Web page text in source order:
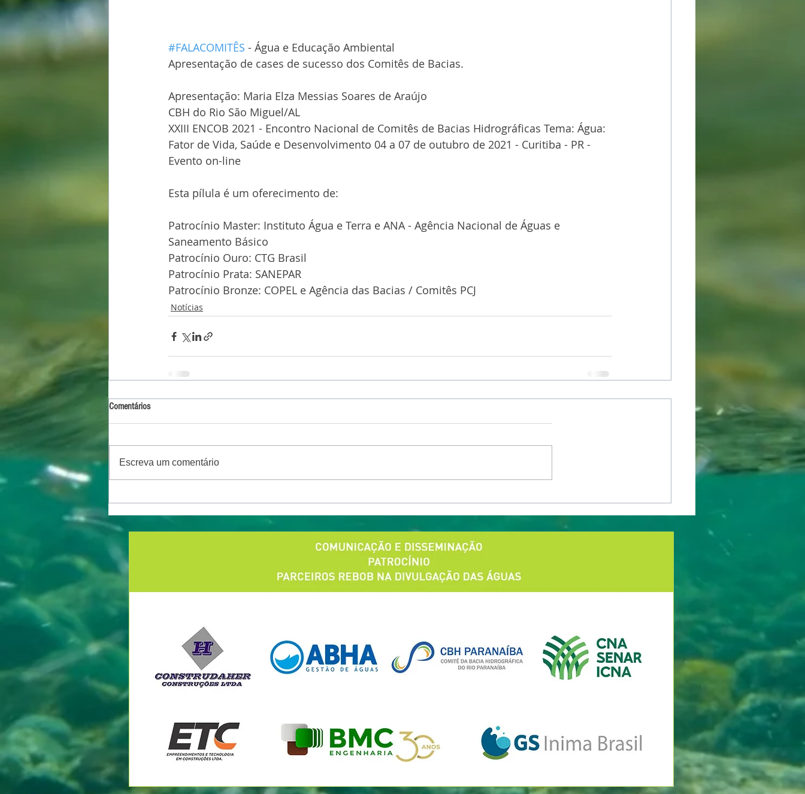
#FALACOMITÊS - Água e Educação Ambiental
Apresentação de cases de sucesso dos Comitês de Bacias.
Apresentação: Maria Elza Messias Soares de Araújo
CBH do Rio São Miguel/AL
XXIII ENCOB 2021 - Encontro Nacional de Comitês de Bacias Hidrográficas Tema: Água:
Fator de Vida, Saúde e Desenvolvimento 04 a 07 de outubro de 2021 - Curitiba - PR -
Evento on-line
Esta pílula é um oferecimento de:
Patrocínio Master: Instituto Água e Terra e ANA - Agência Nacional de Águas e
Saneamento Básico
Patrocínio Ouro: CTG Brasil
Patrocínio Prata: SANEPAR
Patrocínio Bronze: COPEL e Agência das Bacias / Comitês PCJ
Notícias
Comentários
Escreva um comentário